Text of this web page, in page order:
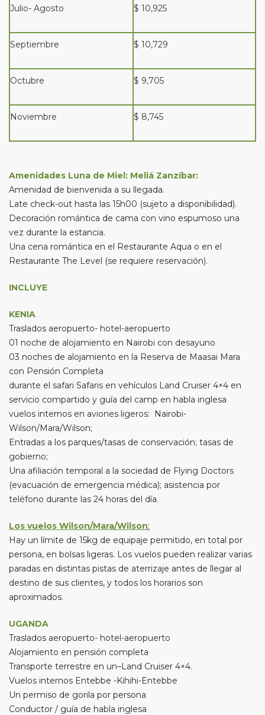
Julio- Agosto $ 10,925
Septiembre $ 10,729
Octubre $ 9,705
Noviembre $ 8,745
Amenidades Luna de Miel: Meliá Zanzíbar:
Amenidad de bienvenida a su llegada.
Late check-out hasta las 15h00 (sujeto a disponibilidad).
Decoración romántica de cama con vino espumoso una
vez durante la estancia.
Una cena romántica en el Restaurante Aqua o en el
Restaurante The Level (se requiere reservación).
INCLUYE
KENIA
Traslados aeropuerto- hotel-aeropuerto
01 noche de alojamiento en Nairobi con desayuno
03 noches de alojamiento en la Reserva de Maasai Mara
con Pensión Completa
durante el safari Safaris en vehículos Land Cruiser 4×4 en
servicio compartido y guía del camp en habla inglesa
vuelos internos en aviones ligeros: Nairobi-
Wilson/Mara/Wilson;
Entradas a los parques/tasas de conservación; tasas de
gobierno;
Una afiliación temporal a la sociedad de Flying Doctors
(evacuación de emergencia médica); asistencia por
teléfono durante las 24 horas del día.
Los vuelos Wilson/Mara/Wilson:
Hay un límite de 15kg de equipaje permitido, en total por
persona, en bolsas ligeras. Los vuelos pueden realizar varias
paradas en distintas pistas de aterrizaje antes de llegar al
destino de sus clientes, y todos los horarios son
aproximados.
UGANDA
Traslados aeropuerto- hotel-aeropuerto
Alojamiento en pensión completa
Transporte terrestre en un–Land Cruiser 4×4.
Vuelos internos Entebbe -Kihihi-Entebbe
Un permiso de gorila por persona
Conductor / guía de habla inglesa